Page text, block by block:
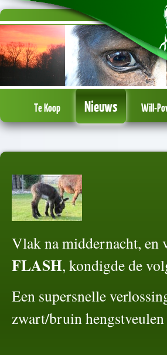
Te Koop Nieuws Will-
Vlak na middernacht, en
FLASH, kondigde de
Een supersnelle
zwart/bruin hengstveulen